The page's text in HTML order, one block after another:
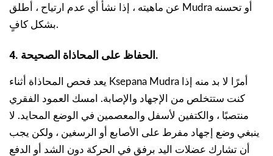
عن ماهيته ، إذا نشأ أي عدم ارتياح ، أطلق Mudra أو تحسنه
بشكل كافٍ.
4. الحفاظ على المحاذاة الصحيحة.
يعد فحص المحاذاة أثناء Ksepana Mudra أمرًا لا بد منه إذا
كنت ستتخلص من الإجهاد والإصابة. امسك العمود الفقري
منتصبًا ، والكتفين لأسفل والمعصمين في الوضع المحايد. لا
ينبغي وضع إجهاد مفرط على الأصابع أو الرسغين ، ولكن يجب
أن تشارك عضلات اليد برفق في الحركة دون الشد أو الدفع